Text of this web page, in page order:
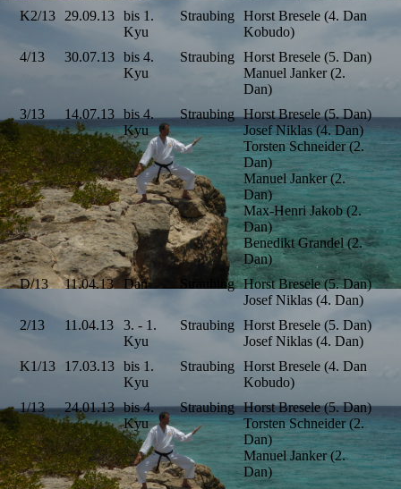
K2/13
29.09.13
bis 1.
Kyu
Straubing
Horst Bresele (4. Dan
Kobudo)
4/13
30.07.13
bis 4.
Kyu
Straubing
Horst Bresele (5. Dan)
Manuel Janker (2.
Dan)
3/13
14.07.13
bis 4.
Kyu
Straubing Horst Bresele (5. Dan)
Josef Niklas (4. Dan)
Torsten Schneider (2.
Dan)
Manuel Janker (2.
Dan)
Max-Henri Jakob (2.
Dan)
Benedikt Grandel (2.
Dan)
D/13
11.04.13 Dan Straubing Horst Bresele (5. Dan)
Josef Niklas (4. Dan)
2/13
11.04.13
3. - 1.
Kyu
Straubing
Horst Bresele (5. Dan)
Josef Niklas (4. Dan)
K1/13
17.03.13
bis 1.
Kyu
Straubing
Horst Bresele (4. Dan
Kobudo)
1/13
24.01.13 bis 4.
Kyu
Straubing Horst Bresele (5. Dan)
Torsten Schneider (2.
Dan)
Manuel Janker (2.
Dan)